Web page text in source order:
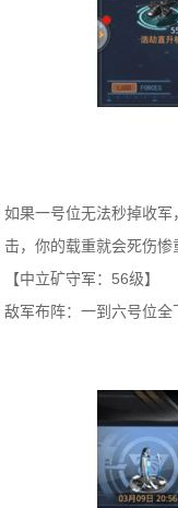
如果一号位无法秒掉收
击，你的载重就会死伤惨
【中立矿守军：56级】
敌军布阵：一到六号位全